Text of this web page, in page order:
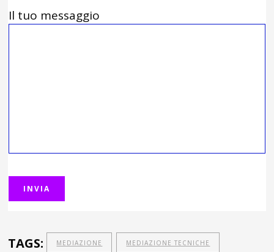
Il tuo messaggio
TAGS: MEDIAZIONE MEDIAZIONE TECNICHE